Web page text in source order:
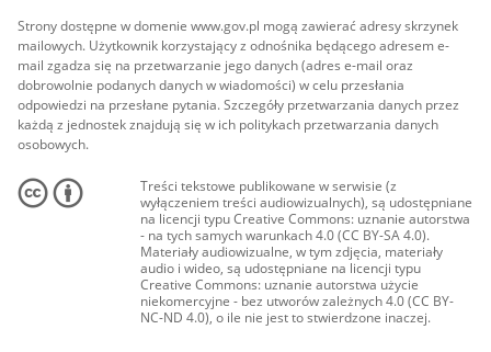
Strony dostępne w domenie www.gov.pl mogą zawierać adresy skrzynek
mailowych. Użytkownik korzystający z odnośnika będącego adresem e-
mail zgadza się na przetwarzanie jego danych (adres e-mail oraz
dobrowolnie podanych danych w wiadomości) w celu przesłania
odpowiedzi na przesłane pytania. Szczegóły przetwarzania danych przez
każdą z jednostek znajdują się w ich politykach przetwarzania danych
osobowych.
Treści tekstowe publikowane w serwisie (z
wyłączeniem treści audiowizualnych), są udostępniane
na licencji typu Creative Commons: uznanie autorstwa
- na tych samych warunkach 4.0 (CC BY-SA 4.0).
Materiały audiowizualne, w tym zdjęcia, materiały
audio i wideo, są udostępniane na licencji typu
Creative Commons: uznanie autorstwa użycie
niekomercyjne - bez utworów zależnych 4.0 (CC BY-
NC-ND 4.0), o ile nie jest to stwierdzone inaczej.